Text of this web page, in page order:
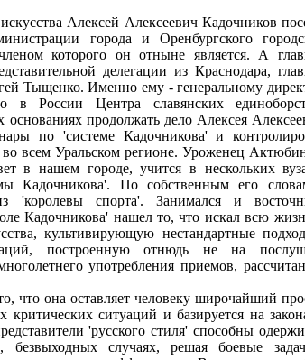
Алексей Алексеевич Кадочников
города и Оренбургского
которого он отныне является. А
делегации из Краснодара,
Тыщенко. Именно ему - генеральному
в России Центра славянских
основаниях продолжать дело Алексея
по 'системе Кадочникова' и
во всем Уральском регионе. Уроженец
в нашем городе, учится в нескольких
Кадочникова'. По собственным его
'королевы спорта'. Занимался и
Кадочникова' нашел то, что искал всю
культивирующую нестандартные
построенную отнюдь не на
употребления приемов,
что она оставляет человеку широчайший
ситуаций и базируется на
'русского стиля' способны
случаях, решая боевые